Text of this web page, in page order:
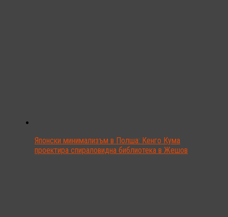
Японски минимализъм в Полша: Кенго Кума
проектира спираловидна библиотека в Жешов